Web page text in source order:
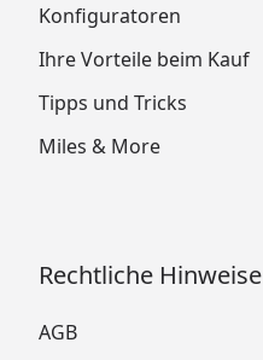
Konfiguratoren
Ihre Vorteile beim Kauf
Tipps und Tricks
Miles & More
Rechtliche Hinweise
AGB